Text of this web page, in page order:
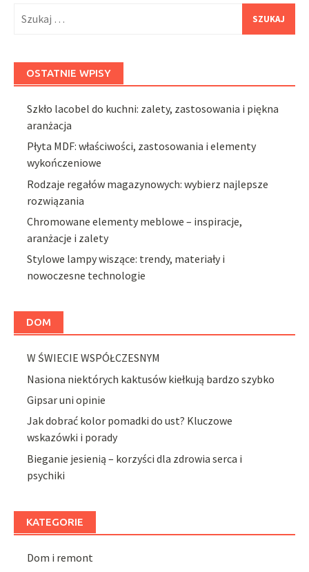
OSTATNIE WPISY
Szkło lacobel do kuchni: zalety, zastosowania i piękna
aranżacja
Płyta MDF: właściwości, zastosowania i elementy
wykończeniowe
Rodzaje regałów magazynowych: wybierz najlepsze
rozwiązania
Chromowane elementy meblowe – inspiracje,
aranżacje i zalety
Stylowe lampy wiszące: trendy, materiały i
nowoczesne technologie
DOM
W ŚWIECIE WSPÓŁCZESNYM
Nasiona niektórych kaktusów kiełkują bardzo szybko
Gipsar uni opinie
Jak dobrać kolor pomadki do ust? Kluczowe
wskazówki i porady
Bieganie jesienią – korzyści dla zdrowia serca i
psychiki
KATEGORIE
Dom i remont